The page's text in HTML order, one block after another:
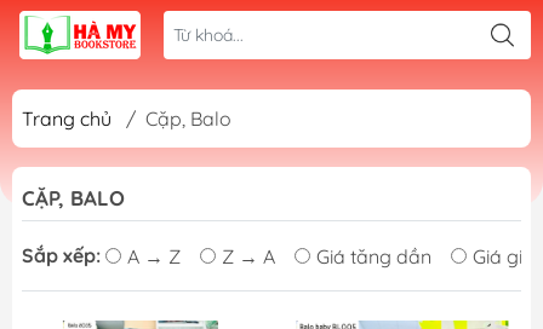
Trang chủ / Cặp, Balo
CẶP, BALO
Sắp xếp: A → Z Z → A Giá tăng dần Giá